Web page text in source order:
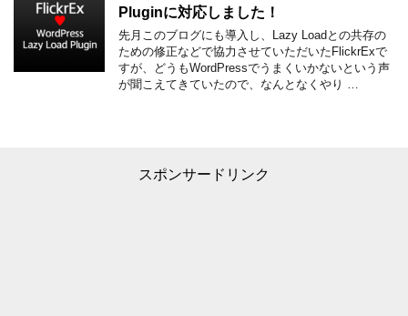
Pluginに対応しました！
先月このブログにも導入し、Lazy Loadとの共存の
ための修正などで協力させていただいたFlickrExで
すが、どうもWordPressでうまくいかないという声
が聞こえてきていたので、なんとなくやり …
スポンサードリンク